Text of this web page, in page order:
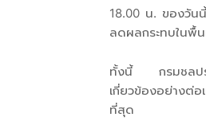
18.00 น. ของวัน
ลดผลกระทบในพื้
ทั้งนี้ กรมชลประ
เกี่ยวข้องอย่างต่อ
ที่สุด